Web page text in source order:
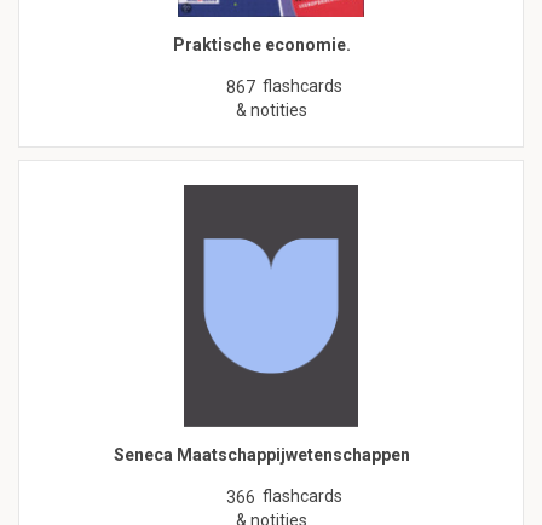
Praktische economie.
867 flashcards
& notities
Seneca Maatschappijwetenschappen
366 flashcards
& notities